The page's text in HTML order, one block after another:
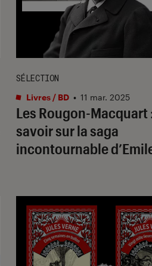
Les Rougon-Macquart
savoir sur la saga
incontournable
SÉLECTION
Livres / BD • 11 mar. 2025